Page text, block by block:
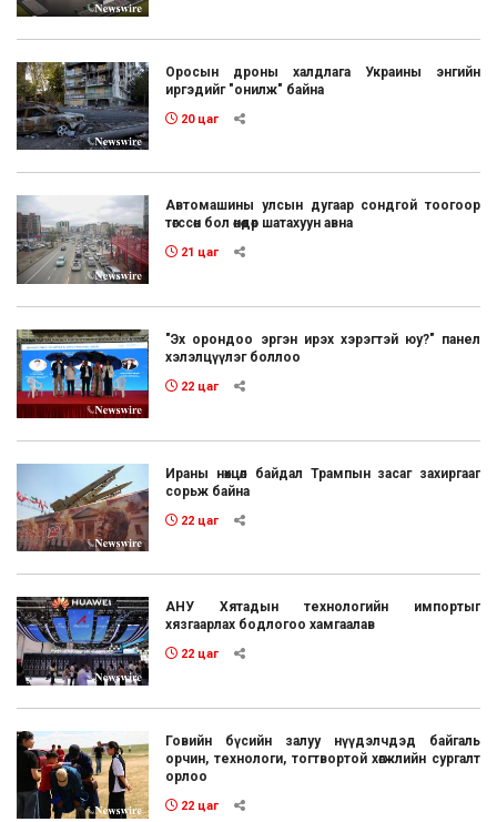
Оросын дроны халдлага Украины энгийн
иргэдийг "онилж" байна
20 цаг
Автомашины улсын дугаар сондгой тоогоор
төгссөн бол өнөөдөр шатахуун авна
21 цаг
"Эх орондоо эргэн ирэх хэрэгтэй юу?" панел
хэлэлцүүлэг боллоо
22 цаг
Ираны нөхцөл байдал Трампын засаг захиргааг
сорьж байна
22 цаг
АНУ Хятадын технологийн импортыг
хязгаарлах бодлогоо хамгаалав
22 цаг
Говийн бүсийн залуу нүүдэлчдэд байгаль
орчин, технологи, тогтвортой хөгжлийн сургалт
орлоо
22 цаг